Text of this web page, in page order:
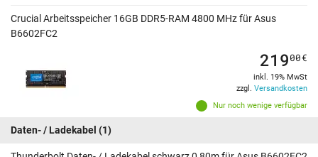
Crucial Arbeitsspeicher 16GB DDR5-RAM 4800 MHz für Asus
B6602FC2
Nur noch wenige verfügbar
21900€
inkl. 19% MwSt
zzgl. Versandkosten
Daten- / Ladekabel (1)